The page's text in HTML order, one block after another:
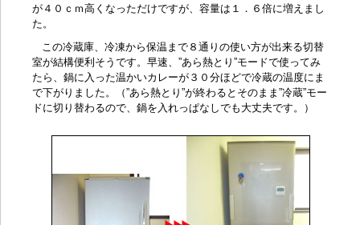
が４０ｃｍ高くなっただけですが、容量は１．６倍に増えまし
た。
この冷蔵庫、冷凍から保温まで８通りの使い方が出来る切替
室が結構便利そうです。早速、”あら熱とり”モードで使ってみ
たら、鍋に入った温かいカレーが３０分ほどで冷蔵の温度にま
で下がりました。（”あら熱とり”が終わるとそのまま”冷蔵”モー
ドに切り替わるので、鍋を入れっぱなしでも大丈夫です。）